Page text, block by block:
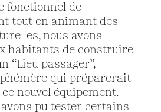
fonctionnel de
tout en animant des
nous avons
habitants de construire
“Lieu passager”,
qui préparerait
ce nouvel équipement.
pu tester certains